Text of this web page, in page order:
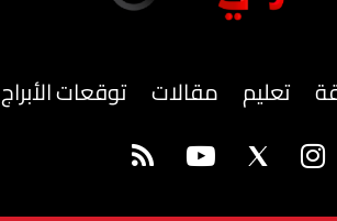
تعليم مقالات توقعات الأبراج